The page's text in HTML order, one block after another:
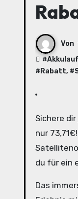
Von
#
# Rabatt, #
Sichere dir jetzt die Amazfit GTS 4 Mini-Smartwatch in der Farbe Midnight Black zum unschlagbaren Preis von
nur
du für ein
Das